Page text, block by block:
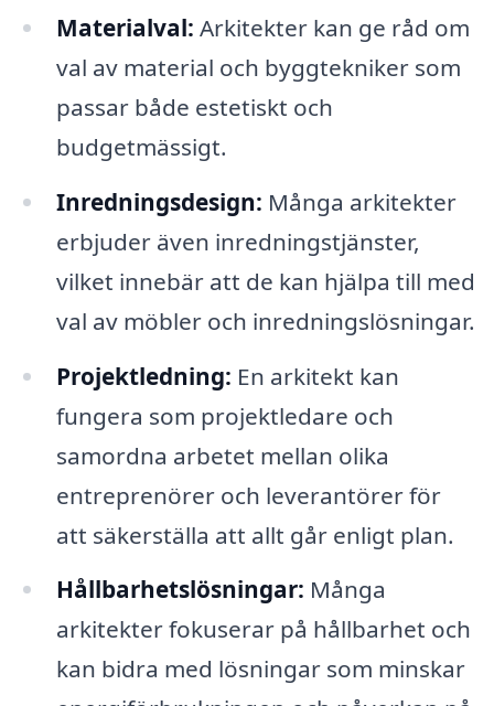
Materialval: Arkitekter kan ge råd om
val av material och byggtekniker som
passar både estetiskt och
budgetmässigt.
Inredningsdesign: Många arkitekter
erbjuder även inredningstjänster,
vilket innebär att de kan hjälpa till med
val av möbler och inredningslösningar.
Projektledning: En arkitekt kan
fungera som projektledare och
samordna arbetet mellan olika
entreprenörer och leverantörer för
att säkerställa att allt går enligt plan.
Hållbarhetslösningar: Många
arkitekter fokuserar på hållbarhet och
kan bidra med lösningar som minskar